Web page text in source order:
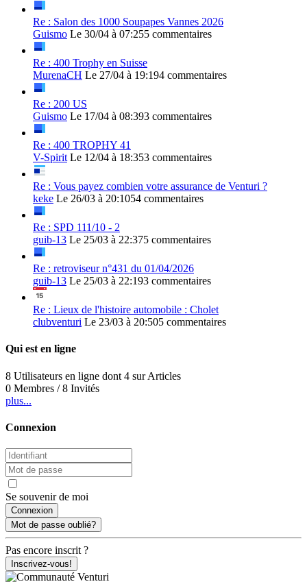
Re : Salon des 1000 Soupapes Vannes 2026
Guismo Le 30/04 à 07:255 commentaires
Re : 400 Trophy en Suisse
MurenaCH Le 27/04 à 19:194 commentaires
Re : 200 US
Guismo Le 17/04 à 08:393 commentaires
Re : 400 TROPHY 41
V-Spirit Le 12/04 à 18:353 commentaires
Re : Vous payez combien votre assurance de Venturi ?
keke Le 26/03 à 20:1054 commentaires
Re : SPD 111/10 - 2
guib-13 Le 25/03 à 22:375 commentaires
Re : retroviseur n°431 du 01/04/2026
guib-13 Le 25/03 à 22:193 commentaires
Re : Lieux de l'histoire automobile : Cholet
clubventuri Le 23/03 à 20:505 commentaires
Qui est en ligne
8 Utilisateurs en ligne dont 4 sur Articles
0 Membres / 8 Invités
plus...
Connexion
Se souvenir de moi
Mot de passe oublié?
Pas encore inscrit ?
Inscrivez-vous!